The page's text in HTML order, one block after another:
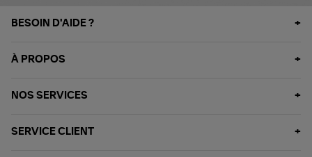
BESOIN D'AIDE ?
À PROPOS
NOS SERVICES
SERVICE CLIENT